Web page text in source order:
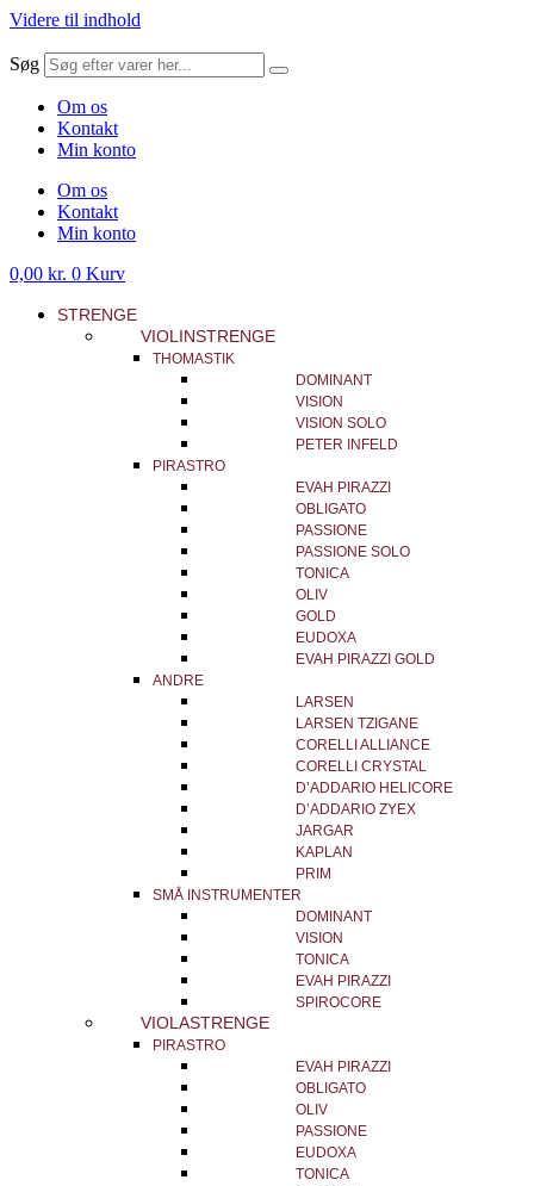
Videre til indhold
Søg
Om os
Kontakt
Min konto
Om os
Kontakt
Min konto
0,00 kr. 0 Kurv
STRENGE
VIOLINSTRENGE
THOMASTIK
DOMINANT
VISION
VISION SOLO
PETER INFELD
PIRASTRO
EVAH PIRAZZI
OBLIGATO
PASSIONE
PASSIONE SOLO
TONICA
OLIV
GOLD
EUDOXA
EVAH PIRAZZI GOLD
ANDRE
LARSEN
LARSEN TZIGANE
CORELLI ALLIANCE
CORELLI CRYSTAL
D’ADDARIO HELICORE
D’ADDARIO ZYEX
JARGAR
KAPLAN
PRIM
SMÅ INSTRUMENTER
DOMINANT
VISION
TONICA
EVAH PIRAZZI
SPIROCORE
VIOLASTRENGE
PIRASTRO
EVAH PIRAZZI
OBLIGATO
OLIV
PASSIONE
EUDOXA
TONICA